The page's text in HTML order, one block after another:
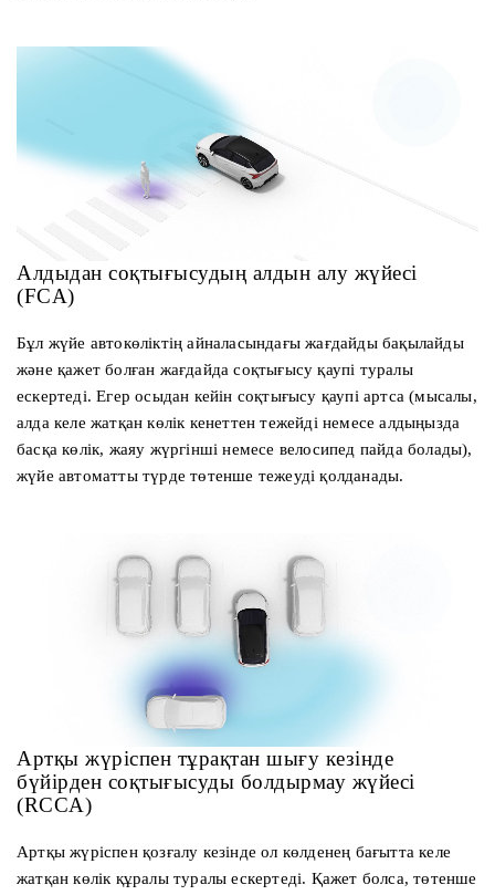
Алдыдан соқтығысудың алдын алу жүйесі
(FCA)
Бұл жүйе автокөліктің айналасындағы жағдайды бақылайды
және қажет болған жағдайда соқтығысу қаупі туралы
ескертеді. Егер осыдан кейін соқтығысу қаупі артса (мысалы,
алда келе жатқан көлік кенеттен тежейді немесе алдыңызда
басқа көлік, жаяу жүргінші немесе велосипед пайда болады),
жүйе автоматты түрде төтенше тежеуді қолданады.
Артқы жүріспен тұрақтан шығу кезінде
бүйірден соқтығысуды болдырмау жүйесі
(RCCA)
Артқы жүріспен қозғалу кезінде ол көлденең бағытта келе
жатқан көлік құралы туралы ескертеді. Қажет болса, төтенше